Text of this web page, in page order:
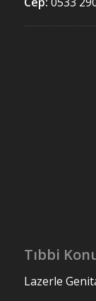
Tıbbi
Lazerle